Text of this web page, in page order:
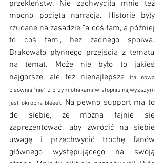
przekleństw. Nie zachwyciła mnie też
mocno pocięta narracja. Historie były
rzucane na zasadzie "a coś tam, a później
to coś tam", bez żadnego spoiwa.
Brakowało płynnego przejścia z tematu
na temat. Może nie było to jakieś
najgorsze, ale też nienajlepsze
(ta nowa
pisownia "nie" z przymiotnikami w stopniu najwyższym
jest okropna bleee). Na pewno support ma to
do siebie, że można fajnie się
zaprezentować, aby zwrócić na siebie
uwagę i przechwycić trochę fanów
głównego występującego na swoją